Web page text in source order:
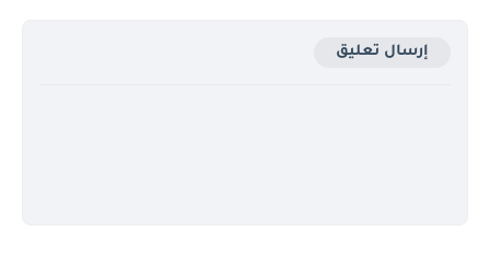
إرسال تعليق